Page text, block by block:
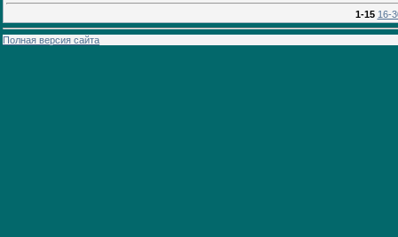
1-15 16-
Полная версия сайта